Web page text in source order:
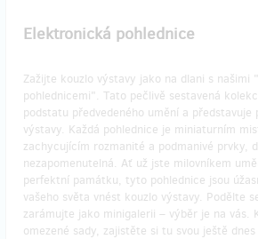
Elektronická pohlednice
Zažijte kouzlo výstavy jako na dlani s našimi
pohlednicemi". Tato pečlivě sestavená
podstatu předvedeného umění a představuje
výstavy. Každá pohlednice je miniaturním
zachycujícím rozmanité a podmanivé prvky,
nezapomenutelná. Ať už jste milovníkem
perfektní památku, tyto pohlednice jsou
vašeho světa vnést kouzlo výstavy. Podělte
zarámujte jako minigalerii – výběr je na vás.
omezené sady, zajistěte si tu svou ještě